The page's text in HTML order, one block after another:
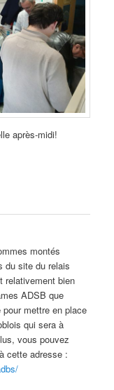
après-midi!
montés
du site du relais
relativement bien
ADSB que
pour mettre en place
qui sera à
vous pouvez
cette adresse :